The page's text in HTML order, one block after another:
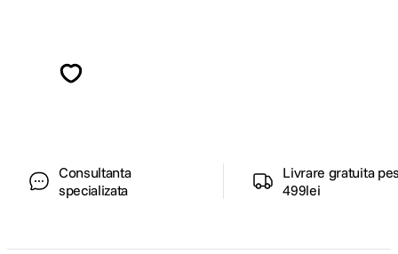
Consultanta
specializata
Livrare gratuita
499lei